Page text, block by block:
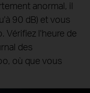
anormal, il
90 dB) et vous
Vérifiez l'heure de
des
où que vous